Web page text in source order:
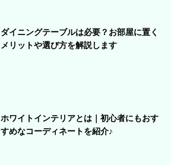
ダイニングテーブルは必要？お部屋に置く
メリットや選び方を解説します
ホワイトインテリアとは｜初心者にもおす
すめなコーディネートを紹介♪